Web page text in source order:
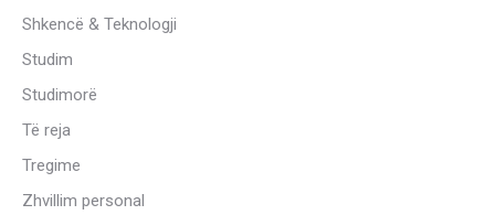
Shkencë & Teknologji
Studim
Studimorë
Të reja
Tregime
Zhvillim personal